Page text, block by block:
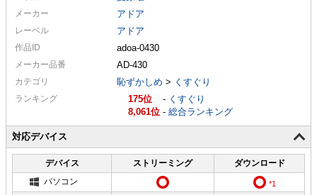
メーカー アドア
レーベル アドア
作品ID adoa-0430
メーカー品番 AD-430
カテゴリ 恥ずかしめ > くすぐり
ランキング 175 - くすぐり
8,061
- 総合ランキング
対応デバイス
デバイス ストリーミング
ダウンロード
パソコン